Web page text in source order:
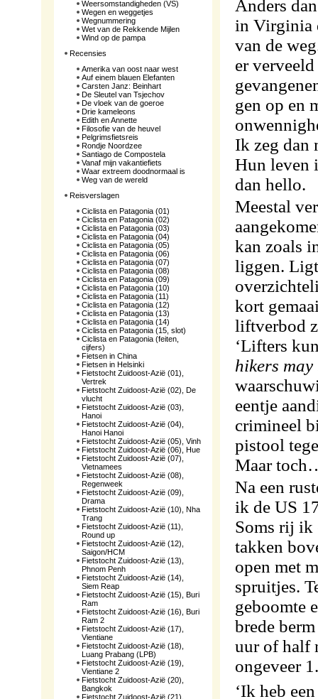
Weersomstandigheden (VS)
Wegen en weggetjes
Wegnummering
Wet van de Rekkende Mijlen
Wind op de pampa
Recensies
Amerika van oost naar west
Auf einem blauen Elefanten
Carsten Janz: Beinhart
De Sleutel van Tsjechov
De vloek van de goeroe
Drie kameleons
Edith en Annette
Filosofie van de heuvel
Pelgrimsfietsreis
Rondje Noordzee
Santiago de Compostela
Vanaf mijn vakantiefiets
Waar extreem doodnormaal is
Weg van de wereld
Reisverslagen
Ciclista en Patagonia (01)
Ciclista en Patagonia (02)
Ciclista en Patagonia (03)
Ciclista en Patagonia (04)
Ciclista en Patagonia (05)
Ciclista en Patagonia (06)
Ciclista en Patagonia (07)
Ciclista en Patagonia (08)
Ciclista en Patagonia (09)
Ciclista en Patagonia (10)
Ciclista en Patagonia (11)
Ciclista en Patagonia (12)
Ciclista en Patagonia (13)
Ciclista en Patagonia (14)
Ciclista en Patagonia (15, slot)
Ciclista en Patagonia (feiten,
cijfers)
Fietsen in China
Fietsen in Helsinki
Fietstocht Zuidoost-Azië (01),
Vertrek
Fietstocht Zuidoost-Azië (02), De
vlucht
Fietstocht Zuidoost-Azië (03),
Hanoi
Fietstocht Zuidoost-Azië (04),
Hanoi Hanoi
Fietstocht Zuidoost-Azië (05), Vinh
Fietstocht Zuidoost-Azië (06), Hue
Fietstocht Zuidoost-Azië (07),
Vietnamees
Fietstocht Zuidoost-Azië (08),
Regenweek
Fietstocht Zuidoost-Azië (09),
Drama
Fietstocht Zuidoost-Azië (10), Nha
Trang
Fietstocht Zuidoost-Azië (11),
Round up
Fietstocht Zuidoost-Azië (12),
Saigon/HCM
Fietstocht Zuidoost-Azië (13),
Phnom Penh
Fietstocht Zuidoost-Azië (14),
Siem Reap
Fietstocht Zuidoost-Azië (15), Buri
Ram
Fietstocht Zuidoost-Azië (16), Buri
Ram 2
Fietstocht Zuidoost-Azië (17),
Vientiane
Fietstocht Zuidoost-Azië (18),
Luang Prabang (LPB)
Fietstocht Zuidoost-Azië (19),
Vientiane 2
Fietstocht Zuidoost-Azië (20),
Bangkok
Fietstocht Zuidoost-Azië (21),
Anders
in Virgi­nia
van de
er
gen op en
Ik zeg dan
Hun leven
dan hello.
Meestal
kan zoals
liggen.
kort
lift­verbod
‘Lifters
hikers may
eentje
crimineel
pistool
Maar
Na een
ik de US
Soms rij
takken
open met
spruitjes.
geboomte
brede
uur of half
ongeveer
‘Ik heb